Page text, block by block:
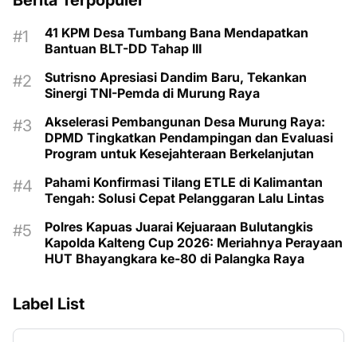
41 KPM Desa Tumbang Bana Mendapatkan
Bantuan BLT-DD Tahap III
Sutrisno Apresiasi Dandim Baru, Tekankan
Sinergi TNI-Pemda di Murung Raya
Akselerasi Pembangunan Desa Murung Raya:
DPMD Tingkatkan Pendampingan dan Evaluasi
Program untuk Kesejahteraan Berkelanjutan
Pahami Konfirmasi Tilang ETLE di Kalimantan
Tengah: Solusi Cepat Pelanggaran Lalu Lintas
Polres Kapuas Juarai Kejuaraan Bulutangkis
Kapolda Kalteng Cup 2026: Meriahnya Perayaan
HUT Bhayangkara ke-80 di Palangka Raya
Label List